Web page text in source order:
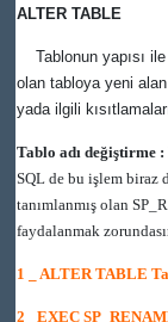
ALTER TABLE
Tablonun yapısı
olan tabloya yeni
yada ilgili
Tablo adı değiştirme :
SQL de bu işlem biraz
tanımlanmış olan
faydalanmak
1 _ ALTER TABLE
2_ EXEC